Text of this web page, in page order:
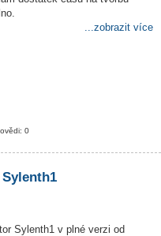
...zobrazit více
0
Sylenth1 v plné verzi od